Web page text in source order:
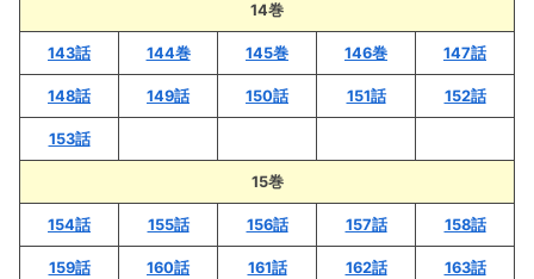
14巻
143話 144巻 145巻 146巻 147話
148話 149話 150話 151話 152話
153話
15巻
154話 155話 156話 157話 158話
159話 160話 161話 162話 163話